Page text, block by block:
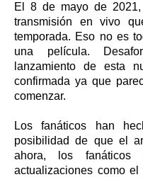
El 8 de mayo de
transmisión en vivo
temporada. Eso no es
una película.
lanzamiento de esta
confirmada ya que
comenzar.
Los fanáticos han
posibilidad de que el
ahora, los fanáticos
actualizaciones como